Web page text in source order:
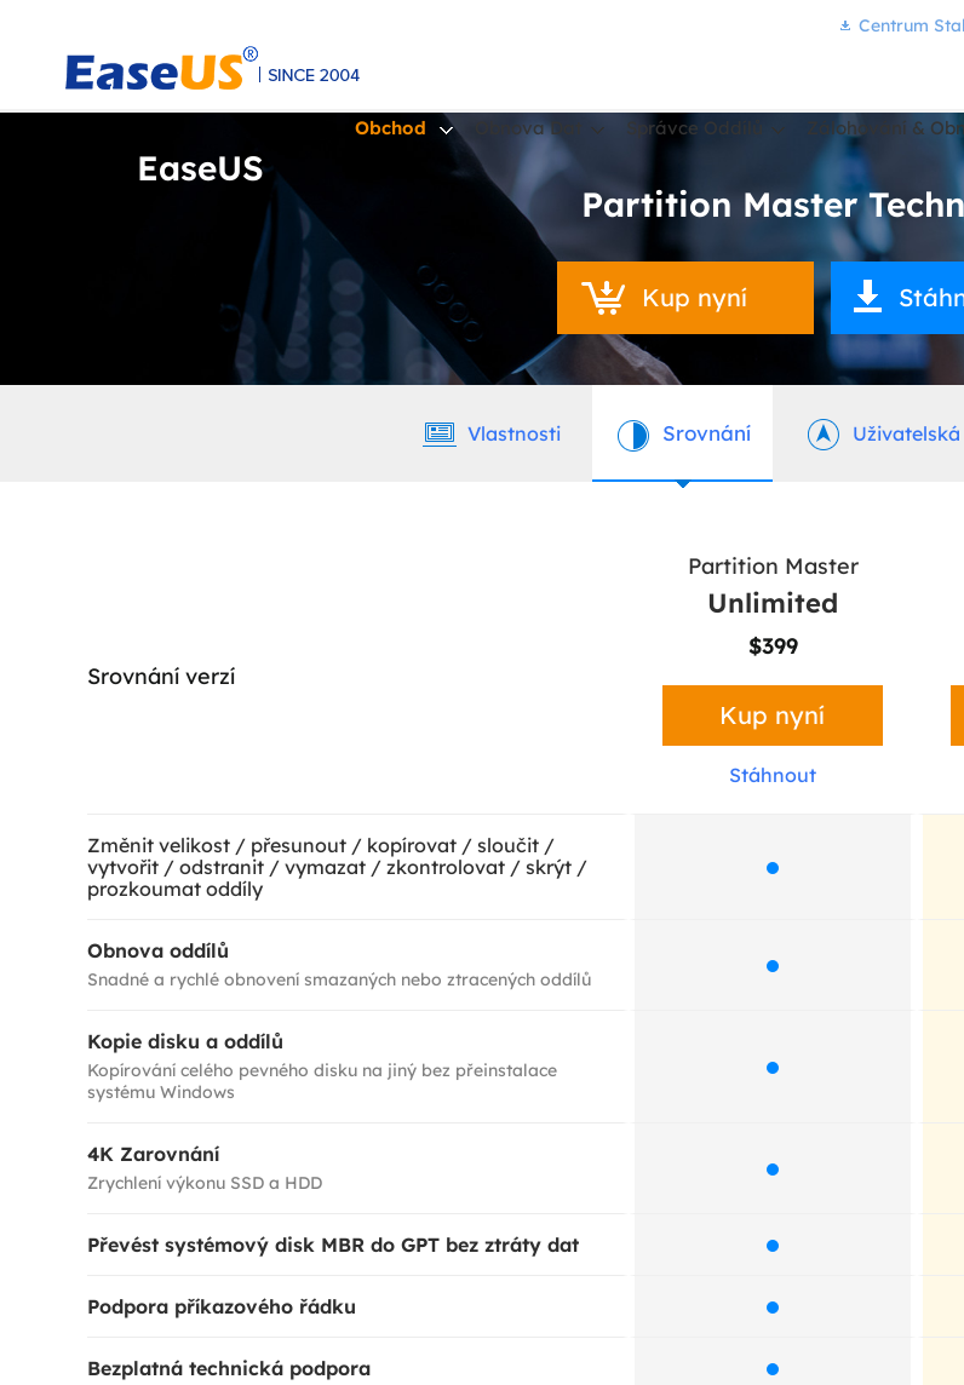
Centrum
Obchod Obnova Dat Správce Oddílů Zálohování &
EaseUS
Partition Master
Kup nyní
Vlastnosti Srovnání
Srovnání verzí
Partition Master
Unlimited
$399
Kup nyní
Stáhnout
Změnit velikost / přesunout / kopírovat / sloučit /
vytvořit / odstranit / vymazat / zkontrolovat / skrýt /
prozkoumat oddíly
Obnova oddílů
Snadné a rychlé obnovení smazaných nebo ztracených oddílů
Kopie disku a oddílů
Kopírování celého pevného disku na jiný bez přeinstalace
systému Windows
4K Zarovnání
Zrychlení výkonu SSD a HDD
Převést systémový disk MBR do GPT bez ztráty dat
Podpora příkazového řádku
Bezplatná technická podpora
vyjádřit upřímné